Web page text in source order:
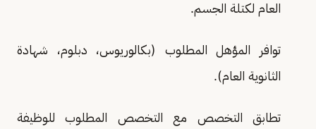
العام لكتلة الجسم.
توافر المؤهل المطلوب (بكالوريوس، دبلوم، شهادة
الثانوية العام).
تطابق التخصص مع التخصص المطلوب للوظيفة